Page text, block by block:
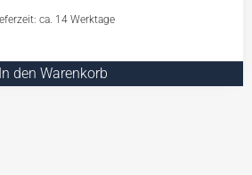
ca. 14 Werktage
In den Warenkorb